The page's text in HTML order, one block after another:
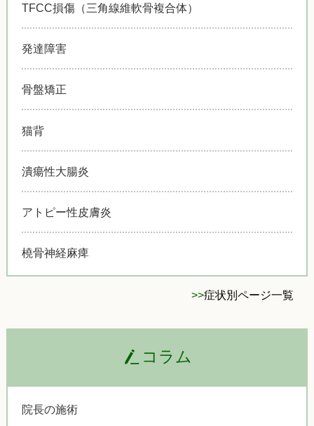
TFCC損傷（三角線維軟骨複合体）
発達障害
骨盤矯正
猫背
潰瘍性大腸炎
アトピー性皮膚炎
橈骨神経麻痺
>>症状別ページ一覧
コラム
院長の施術